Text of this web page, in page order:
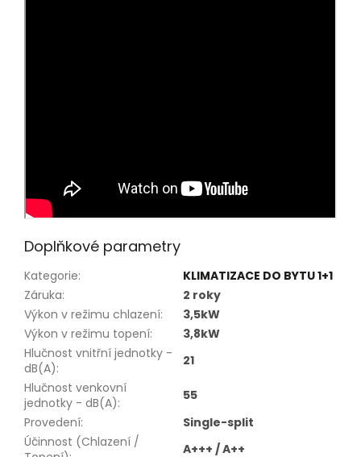
Doplňkové parametry
Kategorie:
KLIMATIZACE DO BYTU 1+1
Záruka:
2 roky
Výkon v režimu chlazení:
3,5kW
Výkon v režimu topení:
3,8kW
Hlučnost vnitřní jednotky -
dB(A):
21
Hlučnost venkovní
jednotky - dB(A):
55
Provedení:
Single-split
Účinnost (Chlazení /
A+++ / A++